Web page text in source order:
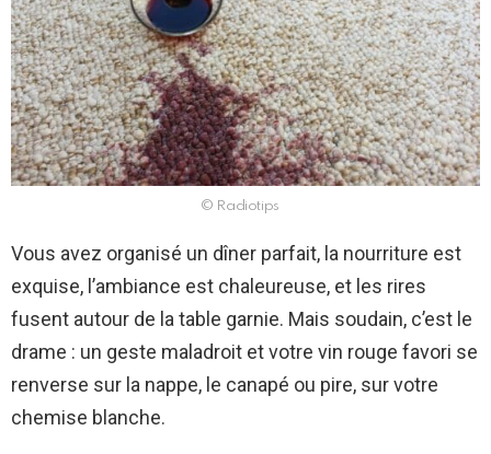
© Radiotips
Vous avez organisé un dîner parfait, la nourriture est
exquise, l’ambiance est chaleureuse, et les rires
fusent autour de la table garnie. Mais soudain, c’est le
drame : un geste maladroit et votre vin rouge favori se
renverse sur la nappe, le canapé ou pire, sur votre
chemise blanche.